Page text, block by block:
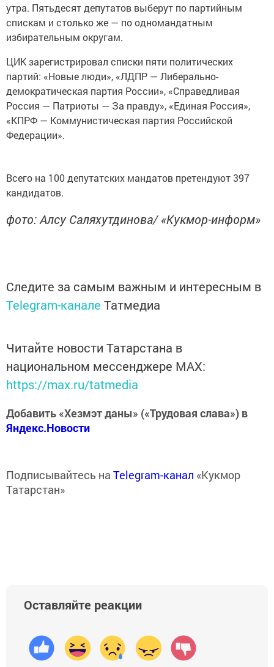
утра. Пятьдесят депутатов выберут по партийным
спискам и столько же — по одномандатным
избирательным округам.
ЦИК зарегистрировал списки пяти политических
партий: «Новые люди», «ЛДПР — Либерально-
демократическая партия России», «Справедливая
Россия — Патриоты — За правду», «Единая Россия»,
«КПРФ — Коммунистическая партия Российской
Федерации».
Всего на 100 депутатских мандатов претендуют 397
кандидатов.
фото: Алсу Саляхутдинова/ «Кукмор-информ»
Следите за самым важным и интересным в
Telegram-канале Татмедиа
Читайте новости Татарстана в
национальном мессенджере MАХ:
https://max.ru/tatmedia
Добавить «Хезмэт даны» («Трудовая слава») в
Яндекс.Новости
Подписывайтесь на Telegram-канал «Кукмор
Татарстан»
Оставляйте реакции